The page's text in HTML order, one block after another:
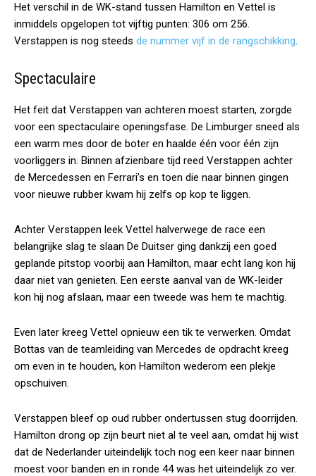
Het verschil in de WK-stand tussen Hamilton en Vettel is
inmiddels opgelopen tot vijftig punten: 306 om 256.
Verstappen is nog steeds de nummer vijf in de rangschikking.
Spectaculaire
Het feit dat Verstappen van achteren moest starten, zorgde
voor een spectaculaire openingsfase. De Limburger sneed als
een warm mes door de boter en haalde één voor één zijn
voorliggers in. Binnen afzienbare tijd reed Verstappen achter
de Mercedessen en Ferrari’s en toen die naar binnen gingen
voor nieuwe rubber kwam hij zelfs op kop te liggen.
Achter Verstappen leek Vettel halverwege de race een
belangrijke slag te slaan De Duitser ging dankzij een goed
geplande pitstop voorbij aan Hamilton, maar echt lang kon hij
daar niet van genieten. Een eerste aanval van de WK-leider
kon hij nog afslaan, maar een tweede was hem te machtig.
Even later kreeg Vettel opnieuw een tik te verwerken. Omdat
Bottas van de teamleiding van Mercedes de opdracht kreeg
om even in te houden, kon Hamilton wederom een plekje
opschuiven.
Verstappen bleef op oud rubber ondertussen stug doorrijden.
Hamilton drong op zijn beurt niet al te veel aan, omdat hij wist
dat de Nederlander uiteindelijk toch nog een keer naar binnen
moest voor banden en in ronde 44 was het uiteindelijk zo ver.